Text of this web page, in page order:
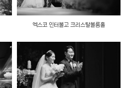
엑스코 인터불고 크리스탈볼룸홀